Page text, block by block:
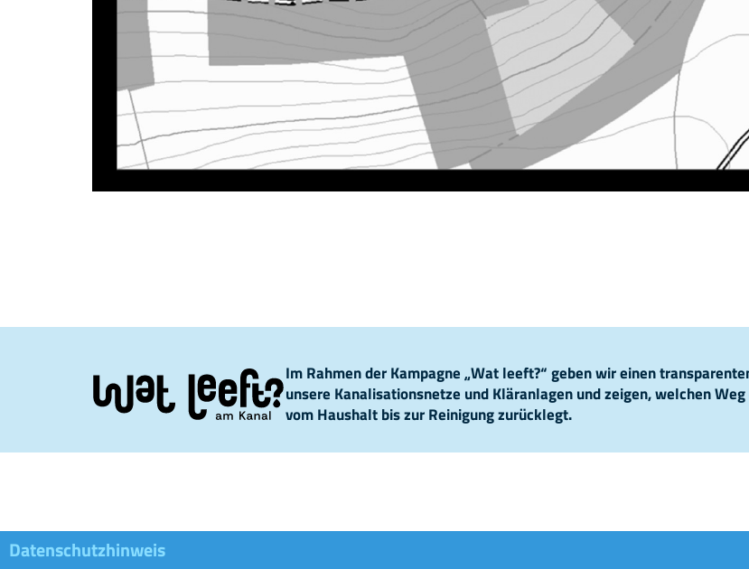
Datenschutzhinweis
Im Rahmen der Kampagne „Wat leeft?“ geben wir einen
unsere Kanalisationsnetze und Kläranlagen und zeigen, welchen
vom Haushalt bis zur Reinigung zurücklegt.